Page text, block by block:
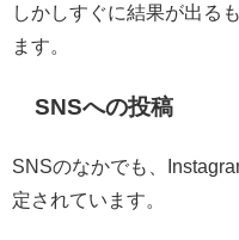
しかしすぐに結果が出る
ます。
SNSへの投稿
SNSのなかでも、
定されています。